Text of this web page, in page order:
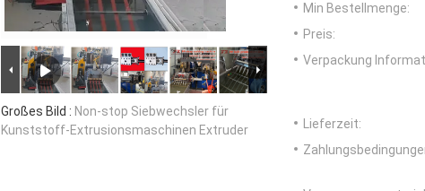
Großes Bild : Non-stop Siebwechsler für
Kunststoff-Extrusionsmaschinen Extruder
Min Bestellmenge:
Preis:
Verpackung
Lieferzeit: